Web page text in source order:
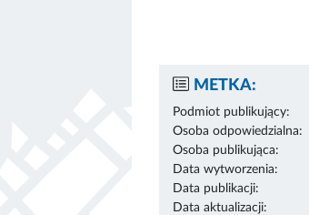
METKA:
Podmiot publikujący:
Osoba odpowiedzialna:
Osoba publikująca:
Data wytworzenia:
Data publikacji:
Data aktualizacji: